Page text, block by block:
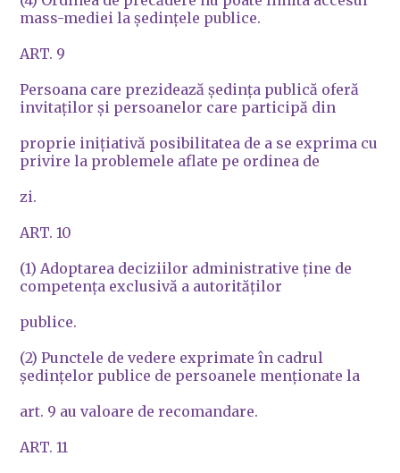
mass-mediei la şedinţele publice.
ART. 9
Persoana care prezidează şedinţa publică oferă
invitaţilor şi persoanelor care participă din
proprie iniţiativă posibilitatea de a se exprima cu
privire la problemele aflate pe ordinea de
zi.
ART. 10
(1) Adoptarea deciziilor administrative ţine de
competenţa exclusivă a autorităţilor
publice.
(2) Punctele de vedere exprimate în cadrul
şedinţelor publice de persoanele menţionate la
art. 9 au valoare de recomandare.
ART. 11